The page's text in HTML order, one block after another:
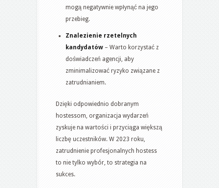
mogą negatywnie wpłynąć na jego
przebieg.
Znalezienie rzetelnych
kandydatów – Warto korzystać z
doświadczeń agencji, aby
zminimalizować ryzyko związane z
zatrudnianiem.
Dzięki odpowiednio dobranym
hostessom, organizacja wydarzeń
zyskuje na wartości i przyciąga większą
liczbę uczestników. W 2023 roku,
zatrudnienie profesjonalnych hostess
to nie tylko wybór, to strategia na
sukces.